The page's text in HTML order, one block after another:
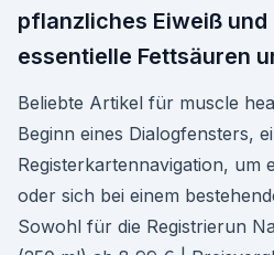
pflanzliches Eiweiß
essentielle Fettsäuren
Beliebte Artikel für muscle
Beginn eines Dialogfensters,
Registerkartennavigation, um
oder sich bei einem
Sowohl für die Registrierun